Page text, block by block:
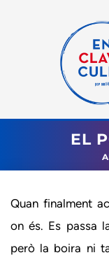
EL
Quan finalment
on és. Es passa
però la boira ni